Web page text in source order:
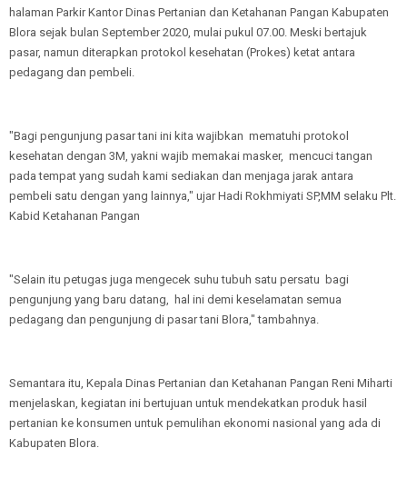
halaman Parkir Kantor Dinas Pertanian dan Ketahanan Pangan Kabupaten
Blora sejak bulan September 2020, mulai pukul 07.00. Meski bertajuk
pasar, namun diterapkan protokol kesehatan (Prokes) ketat antara
pedagang dan pembeli.
"Bagi pengunjung pasar tani ini kita wajibkan mematuhi protokol
kesehatan dengan 3M, yakni wajib memakai masker, mencuci tangan
pada tempat yang sudah kami sediakan dan menjaga jarak antara
pembeli satu dengan yang lainnya," ujar Hadi Rokhmiyati SP,MM selaku Plt.
Kabid Ketahanan Pangan
"Selain itu petugas juga mengecek suhu tubuh satu persatu bagi
pengunjung yang baru datang, hal ini demi keselamatan semua
pedagang dan pengunjung di pasar tani Blora," tambahnya.
Semantara itu, Kepala Dinas Pertanian dan Ketahanan Pangan Reni Miharti
menjelaskan, kegiatan ini bertujuan untuk mendekatkan produk hasil
pertanian ke konsumen untuk pemulihan ekonomi nasional yang ada di
Kabupaten Blora.